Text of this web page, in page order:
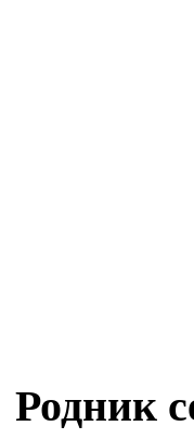
Родник